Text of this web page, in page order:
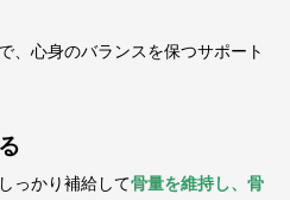
、心身のバランスを保つサポート
っかり補給して骨量を維持し、骨